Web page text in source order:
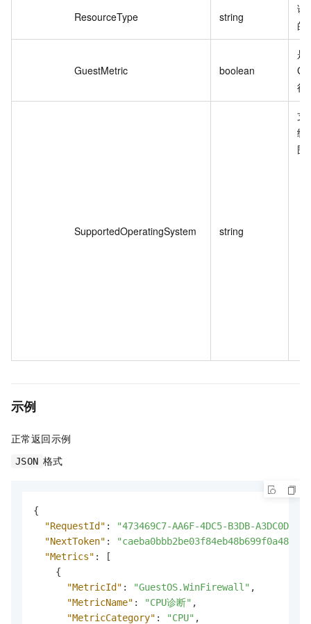
ResourceType string
诊
的
GuestMetric boolean
是
行
SupportedOperatingSystem string
支
统
围
示例
正常返回示例
JSON 格式
{
"RequestId" :
"473469C7-AA6F-4DC5-B3DB-
"NextToken" : "caeba0bbb2be03f84eb48b699f0a4883"
"Metrics" :
[
{
"MetricId" : "GuestOS.WinFirewall" ,
"MetricName" : "CPU诊断" ,
"MetricCategory" : "CPU" ,